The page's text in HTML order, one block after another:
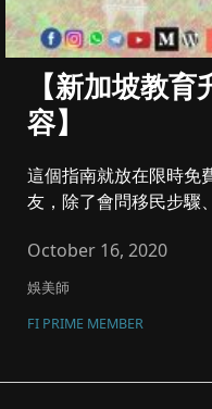
【新加坡教
容】
這個指南就放在限時免
友，除了會問移民步驟
October 16, 2020
娛美師
FI PRIME MEMBER